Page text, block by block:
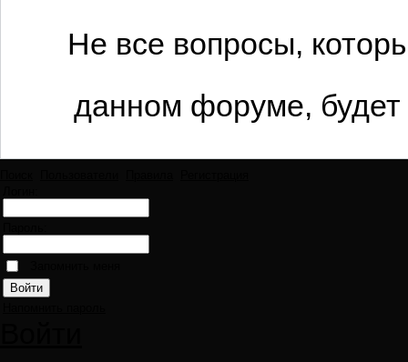
Не все вопросы,
данном форуме,